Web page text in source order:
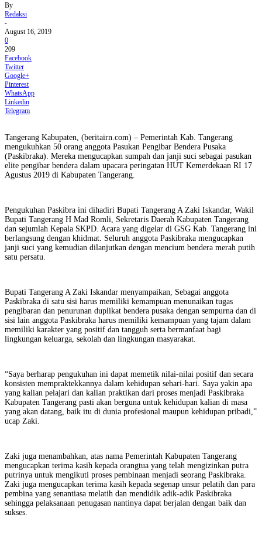
By
Redaksi
-
August 16, 2019
0
209
Facebook
Twitter
Google+
Pinterest
WhatsApp
Linkedin
Telegram
Tangerang Kabupaten, (beritairn.com) – Pemerintah Kab. Tangerang
mengukuhkan 50 orang anggota Pasukan Pengibar Bendera Pusaka
(Paskibraka). Mereka mengucapkan sumpah dan janji suci sebagai pasukan
elite pengibar bendera dalam upacara peringatan HUT Kemerdekaan RI 17
Agustus 2019 di Kabupaten Tangerang.
Pengukuhan Paskibra ini dihadiri Bupati Tangerang A Zaki Iskandar, Wakil
Bupati Tangerang H Mad Romli, Sekretaris Daerah Kabupaten Tangerang
dan sejumlah Kepala SKPD. Acara yang digelar di GSG Kab. Tangerang ini
berlangsung dengan khidmat. Seluruh anggota Paskibraka mengucapkan
janji suci yang kemudian dilanjutkan dengan mencium bendera merah putih
satu persatu.
Bupati Tangerang A Zaki Iskandar menyampaikan, Sebagai anggota
Paskibraka di satu sisi harus memiliki kemampuan menunaikan tugas
pengibaran dan penurunan duplikat bendera pusaka dengan sempurna dan di
sisi lain anggota Paskibraka harus memiliki kemampuan yang tajam dalam
memiliki karakter yang positif dan tangguh serta bermanfaat bagi
lingkungan keluarga, sekolah dan lingkungan masyarakat.
“Saya berharap pengukuhan ini dapat memetik nilai-nilai positif dan secara
konsisten mempraktekkannya dalam kehidupan sehari-hari. Saya yakin apa
yang kalian pelajari dan kalian praktikan dari proses menjadi Paskibraka
Kabupaten Tangerang pasti akan berguna untuk kehidupan kalian di masa
yang akan datang, baik itu di dunia profesional maupun kehidupan pribadi,”
ucap Zaki.
Zaki juga menambahkan, atas nama Pemerintah Kabupaten Tangerang
mengucapkan terima kasih kepada orangtua yang telah mengizinkan putra
putrinya untuk mengikuti proses pembinaan menjadi seorang Paskibraka.
Zaki juga mengucapkan terima kasih kepada segenap unsur pelatih dan para
pembina yang senantiasa melatih dan mendidik adik-adik Paskibraka
sehingga pelaksanaan penugasan nantinya dapat berjalan dengan baik dan
sukses.